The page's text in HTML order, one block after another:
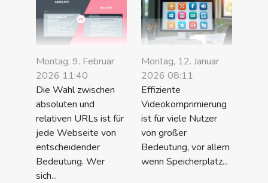
Montag, 9. Februar
2026 11:40
Die Wahl zwischen
absoluten und
relativen URLs ist für
jede Webseite von
entscheidender
Bedeutung. Wer
sich...
Montag, 12. Januar
2026 08:11
Effiziente
Videokomprimierung
ist für viele Nutzer
von großer
Bedeutung, vor allem
wenn Speicherplatz...